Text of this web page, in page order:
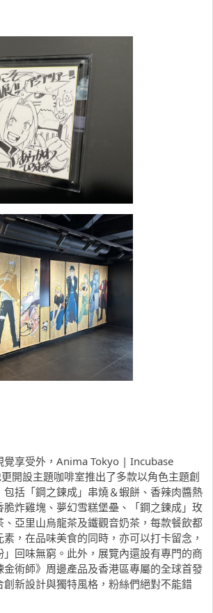
覺享受外，Anima Tokyo | Incubase
開設主題咖啡室推出了多款以角色主題創
括「鋼之鍊成」串燒＆蝦餅、香辣肉醬熱
炸雞塊、夢幻雪糕堡壘、「鋼之鍊成」玫
亞里山烏龍茶及鐵觀音奶茶，每款餐飲都
，在品味美食的同時，亦可以打卡留念，
回味無窮。此外，展覽內還設有專門的商
金術師》周邊產品及香港區專屬的全球首發
新設計與獨特風格，粉絲們絕對不能錯